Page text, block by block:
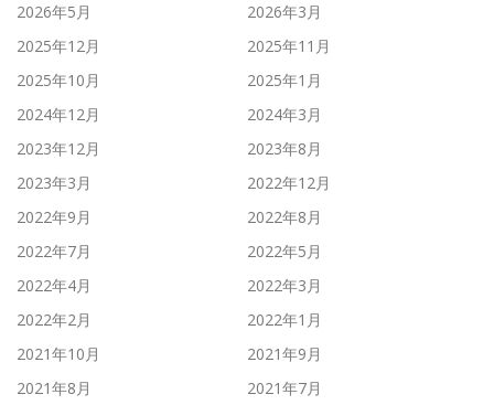
2026年5月
2026年3月
2025年12月
2025年11月
2025年10月
2025年1月
2024年12月
2024年3月
2023年12月
2023年8月
2023年3月
2022年12月
2022年9月
2022年8月
2022年7月
2022年5月
2022年4月
2022年3月
2022年2月
2022年1月
2021年10月
2021年9月
2021年8月
2021年7月